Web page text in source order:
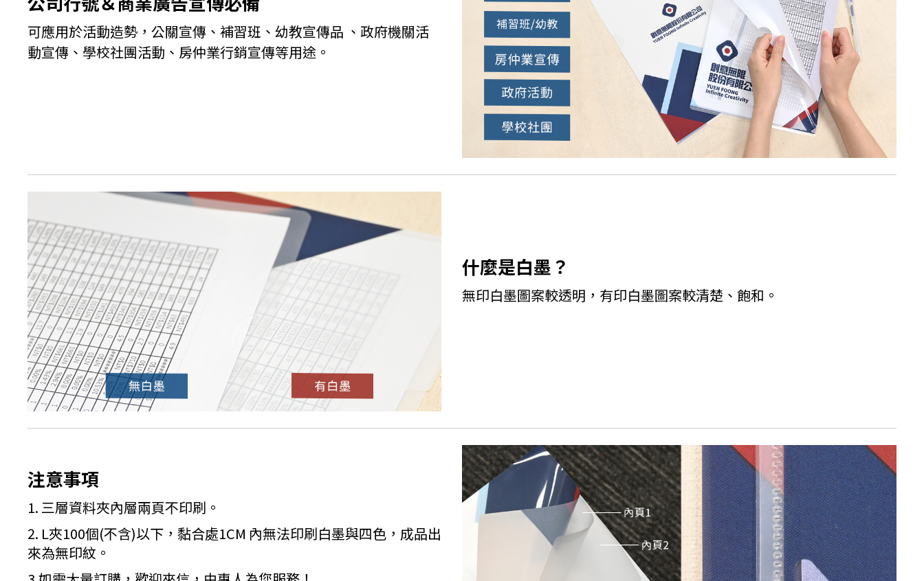
可應用於活動造勢，公關宣傳、補習班、幼教宣傳品 、政府機關活
動宣傳、學校社團活動、房仲業行銷宣傳等用途。
什麼是白墨？
無印白墨圖案較透明，有印白墨圖案較清楚、飽和。
注意事項
1. 三層資料夾內層兩頁不印刷。
2. L夾100個(不含)以下，黏合處1CM 內無法印刷白墨與四色，成品出
來為無印紋。